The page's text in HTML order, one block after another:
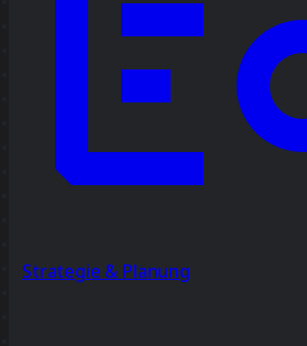
Strategie & Planung